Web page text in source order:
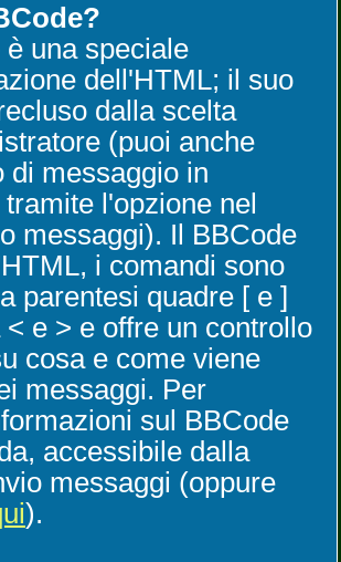
una speciale
dell'HTML; il suo
dalla scelta
(puoi anche
di messaggio in
l'opzione nel
messaggi). Il BBCode
i comandi sono
parentesi quadre [ e ]
e > e offre un controllo
cosa e come viene
messaggi. Per
sul BBCode
accessibile dalla
messaggi (oppure
).